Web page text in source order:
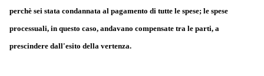
perchè sei stata condannata al pagamento di tutte le spese; le spese
processuali, in questo caso, andavano compensate tra le parti, a
prescindere dall'esito della vertenza.